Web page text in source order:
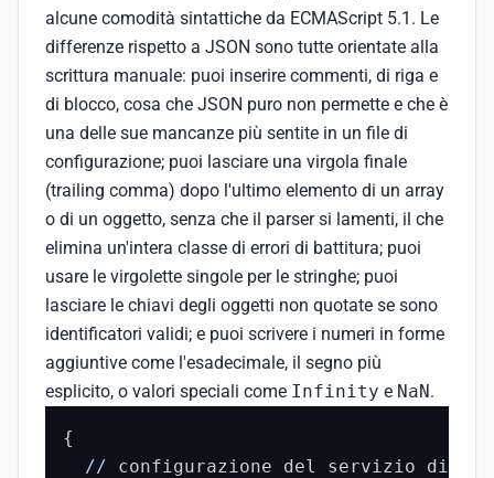
alcune comodità sintattiche da ECMAScript 5.1. Le
differenze rispetto a JSON sono tutte orientate alla
scrittura manuale: puoi inserire commenti, di riga e
di blocco, cosa che JSON puro non permette e che è
una delle sue mancanze più sentite in un file di
configurazione; puoi lasciare una virgola finale
(trailing comma) dopo l'ultimo elemento di un array
o di un oggetto, senza che il parser si lamenti, il che
elimina un'intera classe di errori di battitura; puoi
usare le virgolette singole per le stringhe; puoi
lasciare le chiavi degli oggetti non quotate se sono
identificatori validi; e puoi scrivere i numeri in forme
aggiuntive come l'esadecimale, il segno più
esplicito, o valori speciali come Infinity e NaN.
{
// configurazione del servizio di